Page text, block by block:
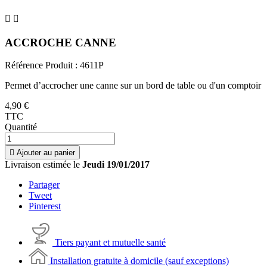
 
ACCROCHE CANNE
Référence Produit : 4611P
Permet d’accrocher une canne sur un bord de table ou d'un comptoir
4,90 €
TTC
Quantité
 Ajouter au panier
Livraison estimée le Jeudi 19/01/2017
Partager
Tweet
Pinterest
Tiers payant et mutuelle santé
Installation gratuite à domicile (sauf exceptions)